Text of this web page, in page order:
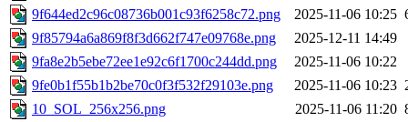
9f644ed2c96c08736b001c93f6258c72.png
2025-11-06 10:25
9f85794a6a869f8f3d662f747e09768e.png
2025-12-11 14:49
9fa8e2b5ebe72ee1e92c6f1700c244dd.png
2025-11-06 10:22
9fe0b1f55b1b2be70c0f3f532f29103e.png
2025-11-06 10:23
10_SOL_256x256.png
2025-11-06 11:20